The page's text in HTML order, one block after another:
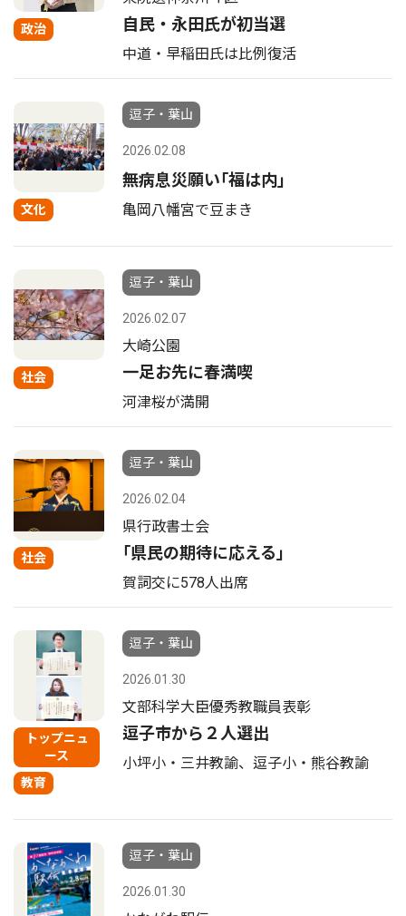
政治 自民・永田氏が初当選
中道・早稲田氏は比例復活
文化
逗子・葉山
2026.02.08
無病息災願い｢福は内｣
亀岡八幡宮で豆まき
社会
逗子・葉山
2026.02.07
大崎公園
一足お先に春満喫
河津桜が満開
社会
逗子・葉山
2026.02.04
県行政書士会
｢県民の期待に応える｣
賀詞交に578人出席
トップニュ
ース
教育
逗子・葉山
2026.01.30
文部科学大臣優秀教職員表彰
逗子市から２人選出
小坪小・三井教諭、逗子小・熊谷教諭
逗子・葉山
2026.01.30